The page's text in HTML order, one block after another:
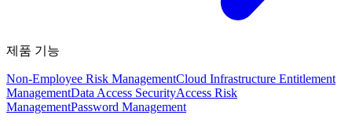
제품 기능
Non-Employee Risk ManagementCloud Infrastructure Entitlement
ManagementData Access SecurityAccess Risk
ManagementPassword Management